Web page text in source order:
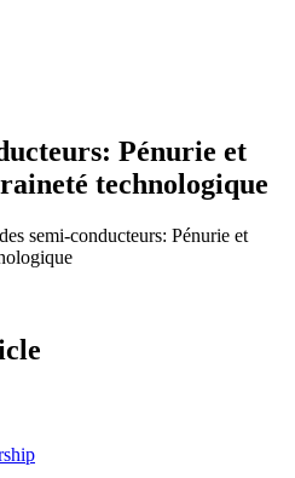
Pénurie et
technologique
semi-conducteurs: Pénurie et